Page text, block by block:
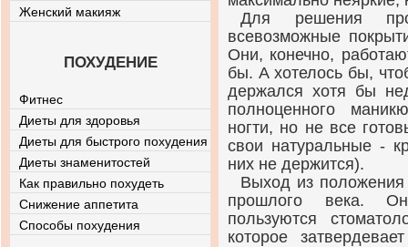
Для решения
всевозможные
Они, конечно,
бы. А хотелось бы,
держался хотя бы
полноценного
ногти, но не все
свои натуральные -
них не держится).
Выход из
прошлого века.
пользуются
которое
Женский макияж
ПОХУДЕНИЕ
Фитнес
Диеты для здоровья
Диеты для быстрого похудения
Диеты знаменитостей
Как правильно похудеть
Снижение аппетита
Способы похудения